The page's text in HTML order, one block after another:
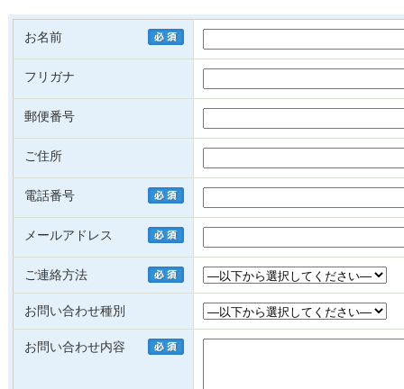
お名前
フリガナ
郵便番号
ご住所
電話番号
メールアドレス
ご連絡方法
お問い合わせ種別
お問い合わせ内容